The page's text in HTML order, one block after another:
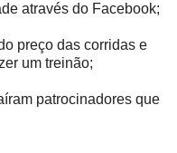
através do Facebook;
preço das corridas e
um treinão;
patrocinadores que